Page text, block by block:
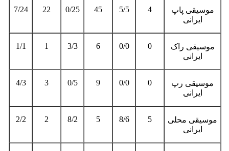
موسیقی پاپ
ایرانی
4
5/5
45
0/25
22
7/24
موسیقی راک
ایرانی
0
0/0
6
3/3
1
1/1
موسیقی رپ
ایرانی
0
0/0
9
0/5
3
4/3
موسیقی محلی
ایرانی
5
8/6
5
8/2
2
2/2